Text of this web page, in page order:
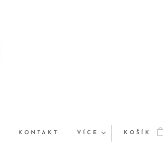
KONTAKT VÍCE KOŠÍK